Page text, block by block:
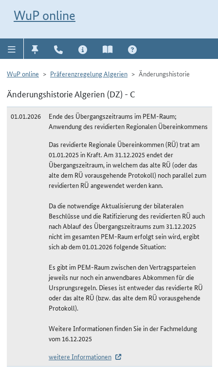
WuP online
WuP online Präferenzregelung Algerien Änderungshistorie
Änderungshistorie Algerien (DZ) - C
01.01.2026
Ende des Übergangszeitraums im PEM-Raum;
Anwendung des revidierten Regionalen Übereinkommens
Das revidierte Regionale Übereinkommen (RÜ) trat am
01.01.2025 in Kraft. Am 31.12.2025 endet der
Übergangszeitraum, in welchem das alte RÜ (oder das
alte dem RÜ vorausgehende Protokoll) noch parallel zum
revidierten RÜ angewendet werden kann.
Da die notwendige Aktualisierung der bilateralen
Beschlüsse und die Ratifizierung des revidierten RÜ auch
nach Ablauf des Übergangszeitraums zum 31.12.2025
nicht im gesamten PEM-Raum erfolgt sein wird, ergibt
sich ab dem 01.01.2026 folgende Situation:
Es gibt im PEM-Raum zwischen den Vertragsparteien
jeweils nur noch ein anwendbares Abkommen für die
Ursprungsregeln. Dieses ist entweder das revidierte RÜ
oder das alte RÜ (bzw. das alte dem RÜ vorausgehende
Protokoll).
Weitere Informationen finden Sie in der Fachmeldung
vom 16.12.2025
weitere Informationen